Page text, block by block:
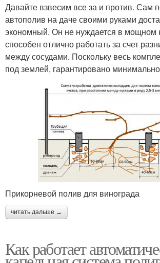
Давайте взвесим все за и против. Сам
автополив на даче своими руками
экономный. Он не нуждается в мощном
способен отлично работать за счет
между сосудами. Поскольку весь
под землей, гарантировано
Прикорневой полив для винограда
читать дальше →
Как работает